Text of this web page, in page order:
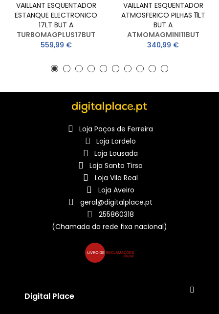
VAILLANT ESQUENTADOR
ESTANQUE ELECTRONICO
17LT BUT A
TURBOMAGPLUS17BUT
559,99 €
VAILLANT ESQUENTADOR
ATMOSFERICO PILHAS 11LT
BUT A
ATMOMAGMINI11BUT
340,99 €
Loja Paços de Ferreira
Loja Lordelo
Loja Lousada
Loja Santo Tirso
Loja Vila Real
Loja Aveiro
geral@digitalplace.pt
255860318
(Chamada da rede fixa nacional)
Digital Place